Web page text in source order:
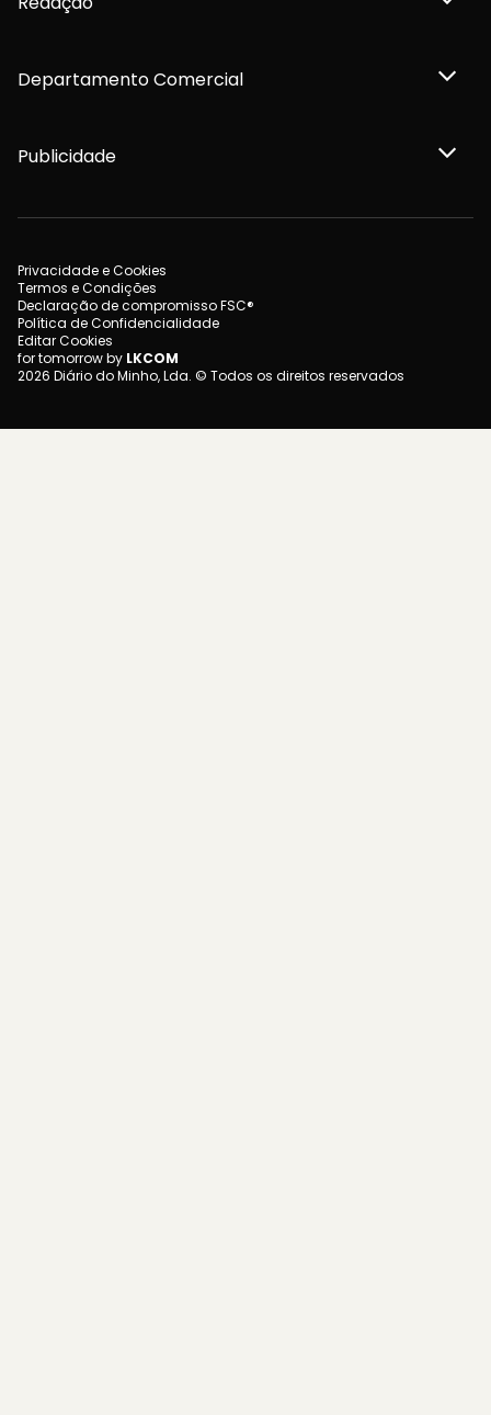
Departamento Comercial
Publicidade
Privacidade e Cookies
Termos e Condições
Declaração de compromisso FSC®
Política de Confidencialidade
Editar Cookies
for tomorrow by LKCOM
2026 Diário do Minho, Lda. © Todos os direitos reservados